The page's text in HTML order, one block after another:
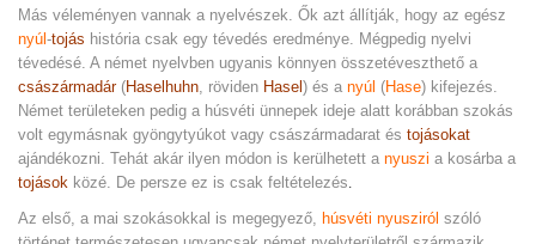
Más véleményen vannak a nyelvészek. Ők azt állítják, hogy az egész
nyúl -tojás história csak egy tévedés eredménye. Mégpedig nyelvi
tévedésé. A német nyelvben ugyanis könnyen összetéveszthető a
császármadár(Haselhuhn, röviden Hasel ) és a nyúl (Hase) kifejezés.
Német területeken pedig a húsvéti ünnepek ideje alatt korábban szokás
volt egymásnak gyöngytyúkot vagy császármadarat és tojásokat
ajándékozni. Tehát akár ilyen módon is kerülhetett a nyuszi a kosárba a
tojások közé. De persze ez is csak feltételezés.
Az első, a mai szokásokkal is megegyező, húsvéti nyusziról szóló